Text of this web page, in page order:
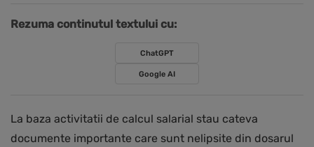
Rezuma continutul textului cu:
ChatGPT
Google AI
La baza activitatii de calcul salarial stau cateva
documente importante care sunt nelipsite din dosarul